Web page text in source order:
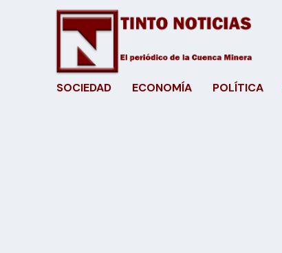
SOCIEDAD ECONOMÍA POLÍTICA